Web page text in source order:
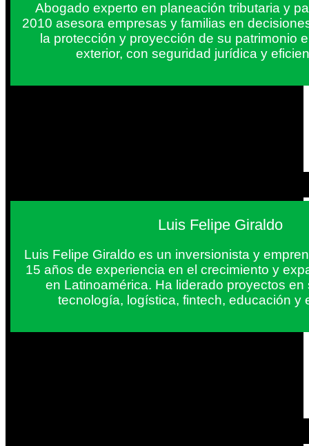
Abogado experto en planeación tributaria y
2010 asesora empresas y familias en
la protección y proyección de su patrimonio
exterior, con seguridad jurídica y
Luis Felipe Giraldo
Luis Felipe Giraldo es un inversionista y
15 años de experiencia en el crecimiento y
en Latinoamérica. Ha liderado proyectos en
tecnología, logística, fintech, educación y